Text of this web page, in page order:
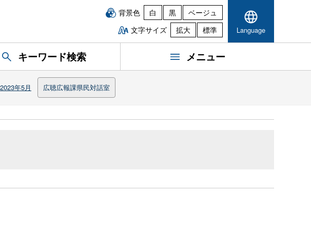
背景色 白 黒
ベージュ
文字サイズ
拡大 標準 Language
キーワード検索 メニュー
2023年5月 広聴広報課県民対話室